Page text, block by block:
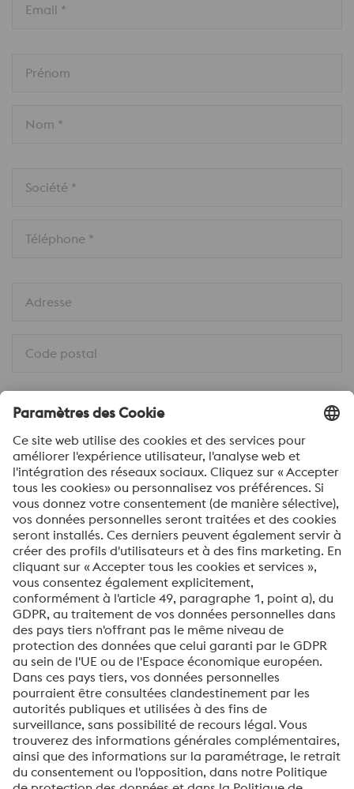
Email *
Prénom
Nom *
Société *
Téléphone *
Adresse
Code postal
Ville *
Pays *
Message *
Je souhaite m'inscrire à la newsletter de voestalpine
Envoyer
Vérification Anti-Robot
Clique ici pour vérifier
FriendlyCaptcha ⇗